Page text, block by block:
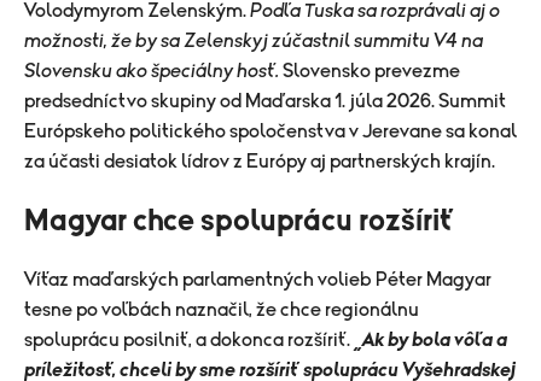
Volodymyrom Zelenským.Podľa Tuska sa rozprávali aj o
možnosti, že by sa Zelenskyj zúčastnil summitu V4 na
Slovensku ako špeciálny hosť. Slovensko prevezme
predsedníctvo skupiny od Maďarska 1. júla 2026. Summit
Európskeho politického spoločenstva v Jerevane sa konal
za účasti desiatok lídrov z Európy aj partnerských krajín.
Magyar chce spoluprácu rozšíriť
Víťaz maďarských parlamentných volieb Péter Magyar
tesne po voľbách naznačil, že chce regionálnu
spoluprácu posilniť, a dokonca rozšíriť. „Ak by bola vôľa a
príležitosť, chceli by sme rozšíriť spoluprácu Vyšehradskej